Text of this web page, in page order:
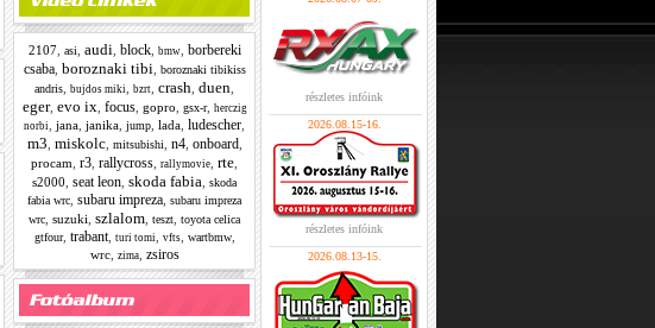
2107, asi audi block, bmw, borbereki
csaba, boroznaki tibi boroznaki tibikiss
andris bujdos miki bzrt crash duen
eger, evo ix focus, gopro gsx-r, herczig
norbi jana janika jump lada ludescher
m3 miskolc, mitsubishi n4, onboard
procam r3 rallycross rallymovie rte
s2000 seat leon skoda fabia skoda
fabia wrc subaru impreza subaru impreza
wrc suzuki szlalom teszt toyota celica
gtfour, trabant, turi tomi vfts, wartbmw,
wrc, zima, zsiros
részletes infóink
2026.08.15-16.
részletes infóink
2026.08.13-15.